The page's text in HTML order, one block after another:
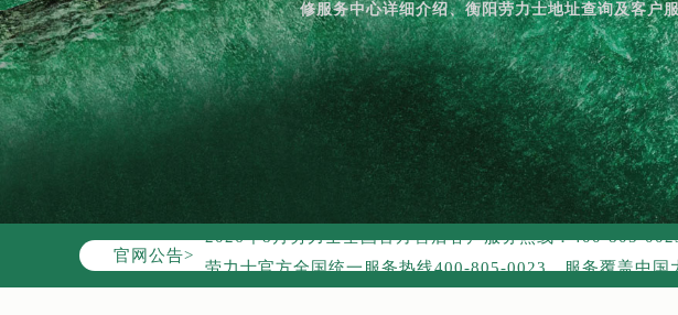
修服务中心详细介绍、衡阳劳力士地址查询及客户
官网公告>
2026年8月劳力士中国区售后服务网络优化升级公告
2026年8月劳力士全国官方售后客户服务热线：400-805-
劳力士官方全国统一服务热线400-805-0023，服务覆盖中
2026年8月劳力士售后服务中心最新网点地址：